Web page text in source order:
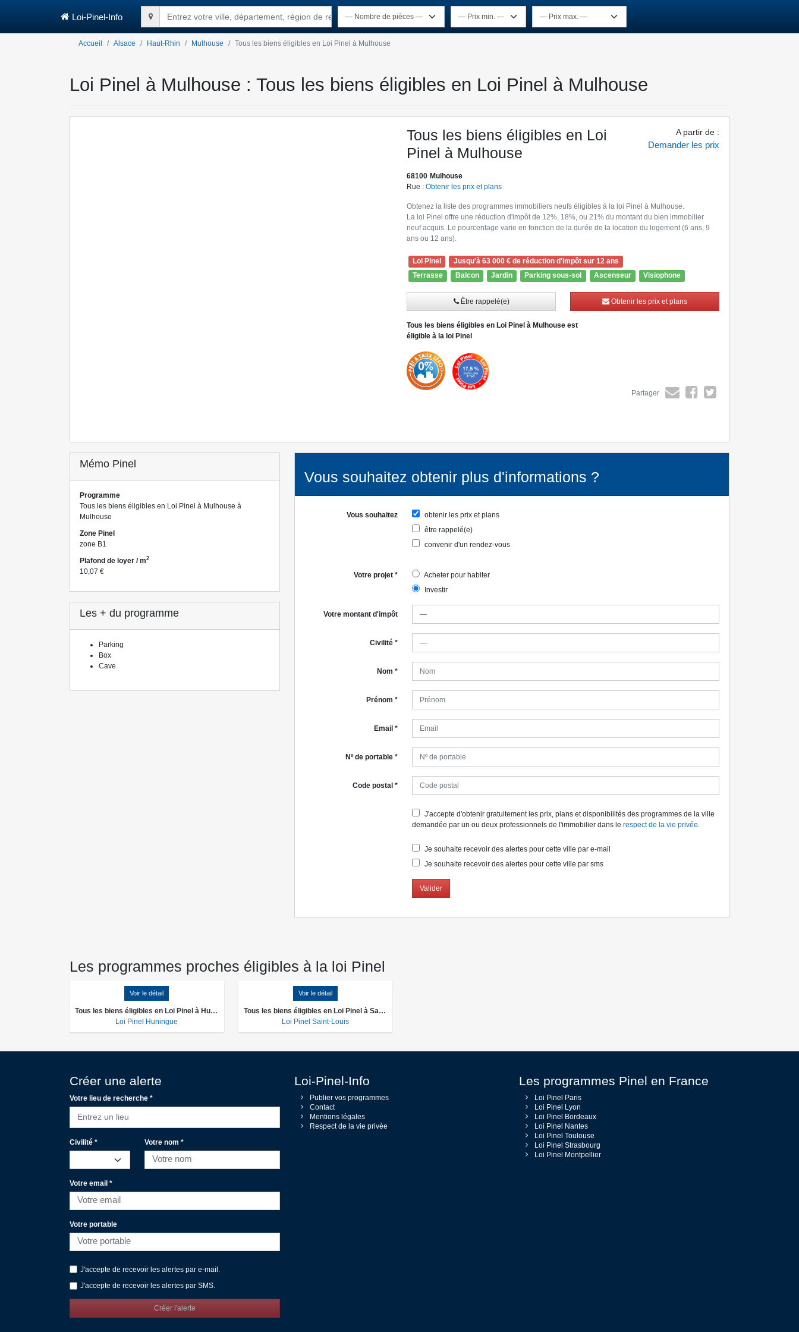
Loi-Pinel-Info Entrez votre ville, département, région de recherche
Accueil Alsace Haut-Rhin Mulhouse Tous les biens éligibles en Loi Pinel à Mulhouse
Loi Pinel à Mulhouse : Tous les biens éligibles en Loi Pinel à Mulhouse
Tous les biens éligibles en Loi
Pinel à Mulhouse
68100 Mulhouse
Rue : Obtenir les prix et plans
A partir de :
Demander les prix
Obtenez la liste des programmes immobiliers neufs éligibles à la loi Pinel à Mulhouse.
La loi Pinel offre une réduction d'impôt de 12%, 18%, ou 21% du montant du bien immobilier
neuf acquis. Le pourcentage varie en fonction de la durée de la location du logement (6 ans, 9
ans ou 12 ans).
Loi Pinel
Jusqu'à 63 000 € de réduction d'impôt sur 12 ans
Terrasse
Balcon Jardin Parking sous-sol Ascenseur Visiophone
Être rappelé(e) Obtenir les prix et plans
Tous les biens éligibles en Loi Pinel à Mulhouse est
éligible à la loi Pinel
Partager
Mémo Pinel
Programme
Tous les biens éligibles en Loi Pinel à Mulhouse à
Mulhouse
Zone Pinel
zone B1
Plafond de loyer / m2
10,07 €
Les + du programme
Parking
Box
Cave
Vous souhaitez obtenir plus d'informations ?
Vous souhaitez
obtenir les prix et plans
être rappelé(e)
convenir d'un rendez-vous
Votre projet *
Acheter pour habiter
Investir
Votre montant d'impôt
Civilité *
Nom *
Prénom *
Email *
Nº de portable *
Code postal *
J'accepte d'obtenir gratuitement les prix, plans et disponibilités des programmes de la ville
demandée par un ou deux professionnels de l'immobilier dans le respect de la vie privée.
Je souhaite recevoir des alertes pour cette ville par e-mail
Je souhaite recevoir des alertes pour cette ville par sms
Valider
Les programmes proches éligibles à la loi Pinel
Voir le détail
Tous les biens éligibles en Loi Pinel à Huningue
Loi Pinel Huningue
Voir le détail
Tous les biens éligibles en Loi Pinel à Saint-Louis
Loi Pinel Saint-Louis
Créer une alerte
Votre lieu de recherche *
Entrez un lieu
Civilité * Votre nom *
Votre email *
Votre portable
J'accepte de recevoir les alertes par e-mail.
J'accepte de recevoir les alertes par SMS.
Créer l'alerte
Loi-Pinel-Info
Publier vos programmes
Contact
Mentions légales
Respect de la vie privée
Les programmes Pinel en France
Loi Pinel Paris
Loi Pinel Lyon
Loi Pinel Bordeaux
Loi Pinel Nantes
Loi Pinel Toulouse
Loi Pinel Strasbourg
Loi Pinel Montpellier